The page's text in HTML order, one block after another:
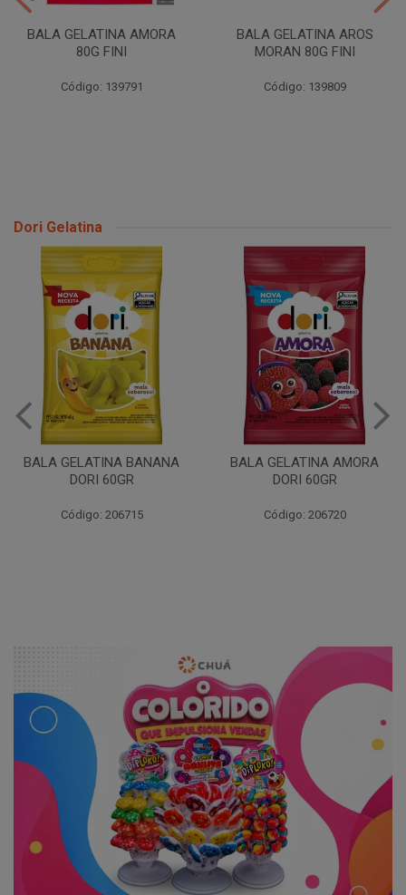
BALA GELATINA AMORA
80G FINI
Código: 139791
BALA GELATINA AROS
MORAN 80G FINI
Código: 139809
Dori Gelatina
BALA GELATINA BANANA
DORI 60GR
Código: 206715
BALA GELATINA AMORA
DORI 60GR
Código: 206720